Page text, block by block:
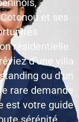
et ses
résidentielle
d’une villa
ou d’un
rare demande
est votre guide
sérénité.